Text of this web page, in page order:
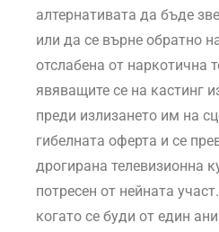
алтернативата да бъде
или да се върне обратно
отслабена от наркотична
явяващите се на кастинг
преди излизането им на
гибелната оферта и се
дрогирана телевизионна
потресен от нейната
когато се буди от един